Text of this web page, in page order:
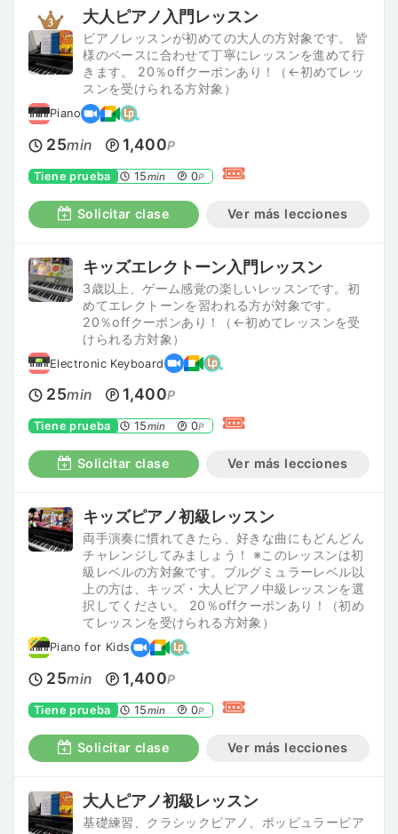
大人ピアノ入門レッスン
ピアノレッスンが初めての大人の方対象です。 皆
様のペースに合わせて丁寧にレッスンを進めて行
きます。 20％offクーポンあり！（←初めてレッ
スンを受けられる方対象）
Piano
25min 1,400P
Tiene prueba 15min 0P
Solicitar clase Ver más lecciones
キッズエレクトーン入門レッスン
3歳以上、ゲーム感覚の楽しいレッスンです。初
めてエレクトーンを習われる方が対象です。
20％offクーポンあり！（←初めてレッスンを受
けられる方対象）
Electronic Keyboard
25min 1,400P
Tiene prueba 15min 0P
Solicitar clase Ver más lecciones
キッズピアノ初級レッスン
両手演奏に慣れてきたら、好きな曲にもどんどん
チャレンジしてみましょう！ ※このレッスンは初
級レベルの方対象です。ブルグミュラーレベル以
上の方は、キッズ・大人ピアノ中級レッスンを選
択してください。 20％offクーポンあり！（初め
てレッスンを受けられる方対象）
Piano for Kids
25min 1,400P
Tiene prueba 15min 0P
Solicitar clase Ver más lecciones
大人ピアノ初級レッスン
基礎練習、クラシックピアノ、ポッピュラーピア